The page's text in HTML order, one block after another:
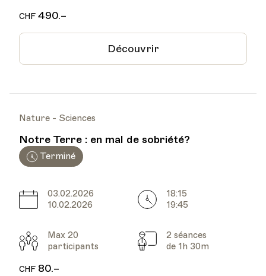
CHF490.–
Découvrir
Nature - Sciences
Notre Terre : en mal de sobriété?
Terminé
Date
03.02.2026
10.02.2026
Heure
18:15
19:45
Participants
Max 20
participants
Cours
2 séances
de 1h 30m
CHF80.–